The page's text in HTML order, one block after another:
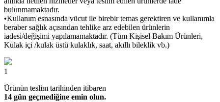
bulunmamaktadır.
•Kullanım esnasında vücut ile birebir temas gerektiren ve kullanımla
beraber sağlık açısından tehlike arz edebilen ürünlerin
iadesi/değişimi yapılamamaktadır. (Tüm Kişisel Bakım Ürünleri,
Kulak içi /kulak üstü kulaklık, saat, akıllı bileklik vb.)
1
Ürünün teslim tarihinden itibaren
14 gün geçmediğine emin olun.